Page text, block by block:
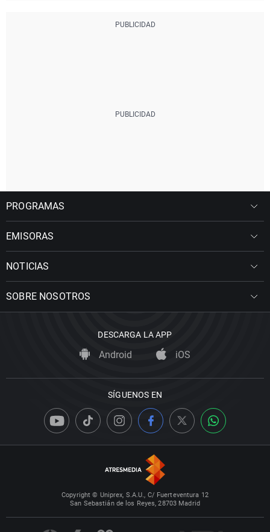
PROGRAMAS
EMISORAS
NOTICIAS
SOBRE NOSOTROS
DESCARGA LA APP
Android iOS
SÍGUENOS EN
Copyright © Uniprex, S.A.U., C/ Fuerteventura 12
San Sebastián de los Reyes, 28703 Madrid